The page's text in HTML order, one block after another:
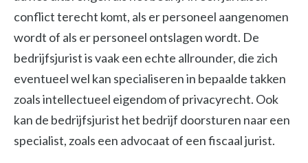
conflict terecht komt, als er personeel aangenomen
wordt of als er personeel ontslagen wordt. De
bedrijfsjurist is vaak een echte allrounder, die zich
eventueel wel kan specialiseren in bepaalde takken
zoals intellectueel eigendom of privacyrecht. Ook
kan de bedrijfsjurist het bedrijf doorsturen naar een
specialist, zoals een advocaat of een fiscaal jurist.